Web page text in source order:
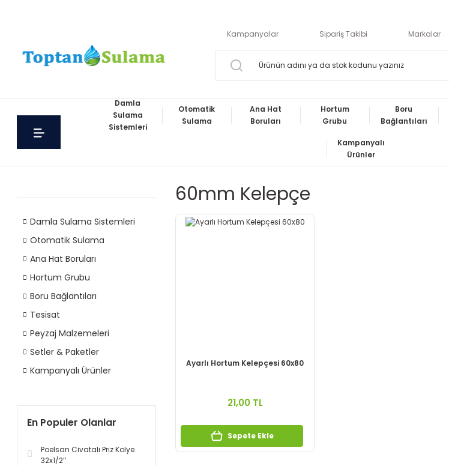
Kampanyalar Sipariş Takibi Markalar
Damla
Sulama
Sistemleri
Otomatik
Sulama
Ana Hat
Boruları
Hortum
Grubu
Boru
Bağlantıları
Kampanyalı
Ürünler
Damla Sulama Sistemleri
Otomatik Sulama
Ana Hat Boruları
Hortum Grubu
Boru Bağlantıları
Tesisat
Peyzaj Malzemeleri
Setler & Paketler
Kampanyalı Ürünler
En Populer Olanlar
Poelsan Civatalı Priz Kolye
32x1/2’’
60mm Kelepçe
Ayarlı Hortum Kelepçesi 60x80
21,00 TL
Sepete Ekle